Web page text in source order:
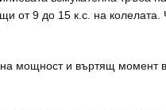
от 9 до 15 к.с. на
мощност и въртящ момент